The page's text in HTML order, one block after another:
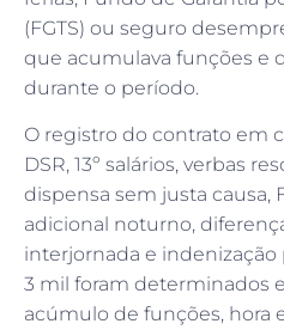
(FGTS) ou seguro
que acumulava funções e
durante o período.
O registro do contrato em
DSR, 13º salários, verbas
dispensa sem justa causa,
adicional noturno,
interjornada e indenização
3 mil foram determinados
acúmulo de funções, hora